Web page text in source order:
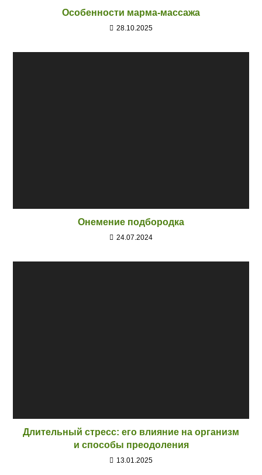
Особенности марма-массажа
28.10.2025
Онемение подбородка
24.07.2024
Длительный стресс: его влияние на организм
и способы преодоления
13.01.2025